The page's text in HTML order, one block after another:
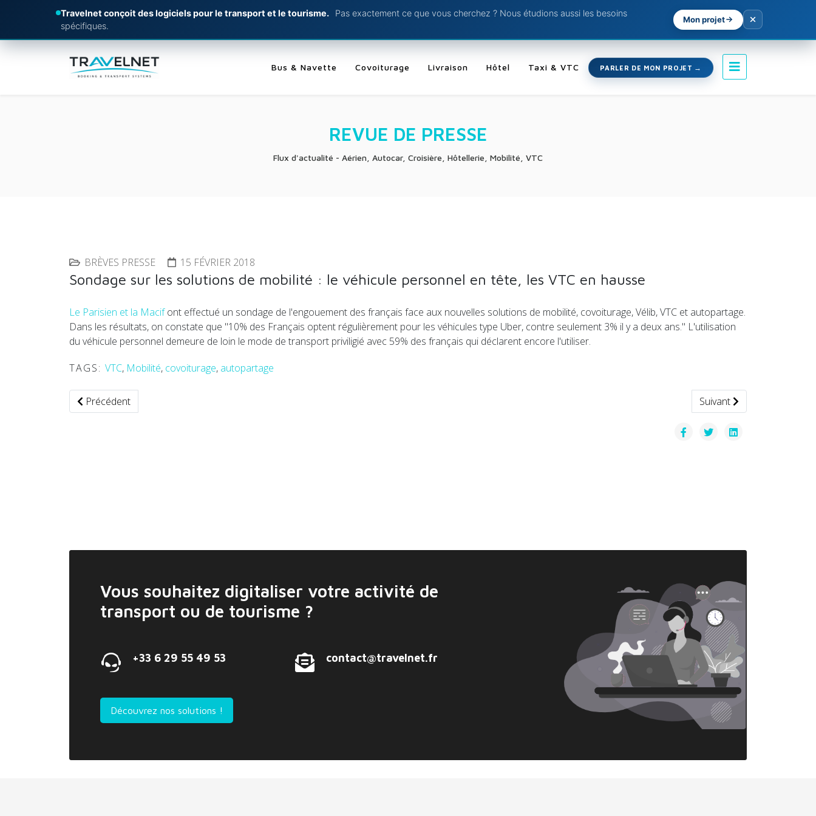
Travelnet conçoit des logiciels pour le transport et le tourisme.
Pas exactement ce que vous cherchez ? Nous étudions aussi les besoins
spécifiques.
Mon projet
Bus & Navette Covoiturage Livraison Hôtel Taxi & VTC PARLER DE MON PROJET
REVUE DE PRESSE
Flux d'actualité - Aérien, Autocar, Croisière, Hôtellerie, Mobilité, VTC
BRÈVES PRESSE 15 FÉVRIER 2018
Sondage sur les solutions de mobilité : le véhicule personnel en tête, les VTC en hausse
Le Parisien et la Macifont effectué un sondage de l'engouement des français face aux nouvelles solutions de mobilité, covoiturage, Vélib, VTC et autopartage.
Dans les résultats, on constate que "10% des Français optent régulièrement pour les véhicules type Uber, contre seulement 3% il y a deux ans." L'utilisation
du véhicule personnel demeure de loin le mode de transport priviligié avec 59% des français qui déclarent encore l'utiliser.
TAGS: VTC, Mobilité, covoiturage, autopartage
Article précédent : Le Salon des Croisières et de l’Evasion 2018 se déroulera en Martinique
Précédent Article suivant : La
Suivant
Vous souhaitez digitaliser votre activité de
transport ou de tourisme ?
+33 6 29 55 49 53 contact@travelnet.fr
Découvrez nos solutions !